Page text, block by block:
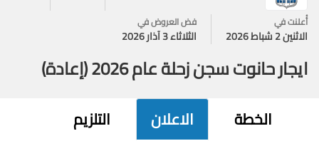
أُعلنت في
الاثنين 2 شباط 2026
فض العروض في
الثلاثاء 3 آذار 2026
ايجار حانوت سجن زحلة عام 2026 (إعادة)
الخطة الاعلان
التلزيم